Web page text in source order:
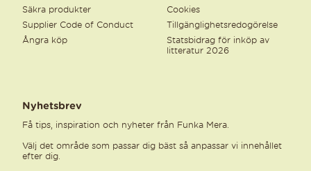
Säkra produkter
Supplier Code of Conduct
Ångra köp
Cookies
Tillgänglighetsredogörelse
Statsbidrag för inköp av
litteratur 2026
Nyhetsbrev
Få tips, inspiration och nyheter från Funka Mera.
Välj det område som passar dig bäst så anpassar vi innehållet
efter dig.